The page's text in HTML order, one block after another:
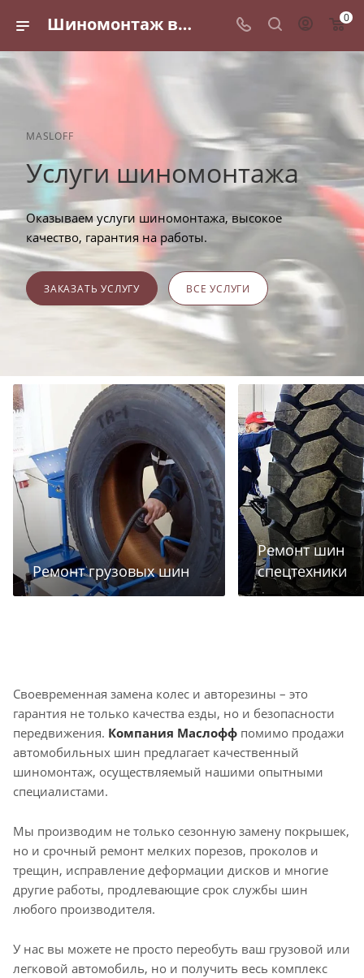
Шиномонтаж в Санкт-Петербурге - круглосуточно по выгодным ценам 0
MASLOFF
Услуги шиномонтажа
Оказываем услуги шиномонтажа, высокое
качество, гарантия на работы.
ЗАКАЗАТЬ УСЛУГУ ВСЕ УСЛУГИ
Ремонт грузовых шин
Ремонт шин
спецтехники
Своевременная замена колес и авторезины – это
гарантия не только качества езды, но и безопасности
передвижения. Компания Маслофф помимо продажи
автомобильных шин предлагает качественный
шиномонтаж, осуществляемый нашими опытными
специалистами.
Мы производим не только сезонную замену покрышек,
но и срочный ремонт мелких порезов, проколов и
трещин, исправление деформации дисков и многие
другие работы, продлевающие срок службы шин
любого производителя.
У нас вы можете не просто переобуть ваш грузовой или
легковой автомобиль, но и получить весь комплекс